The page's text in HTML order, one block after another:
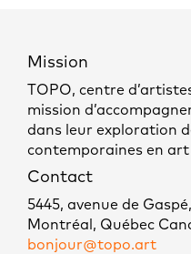
Mission
TOPO, centre
mission
dans leur exploration
contemporaines en
Contact
5445, avenue de
Montréal, Québec
bonjour@topo.art